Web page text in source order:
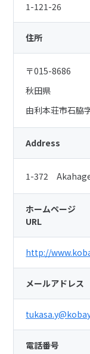
1-121-26
住所
〒015-8686
秋田県
由利本荘市石脇
Address
1-372
ホームページ
URL
http://
メールアドレス
電話番号